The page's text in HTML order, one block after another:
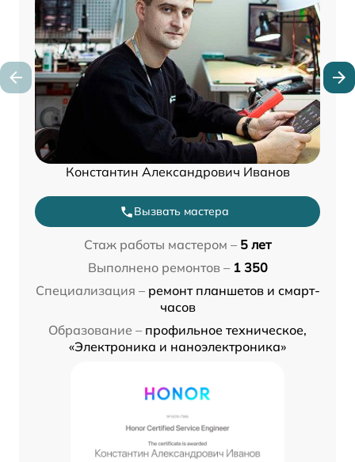
Константин Александрович Иванов
Вызвать мастера
Стаж работы мастером – 5 лет
Выполнено ремонтов – 1 350
Специализация – ремонт планшетов и смарт-
часов
Образование – профильное техническое,
«Электроника и наноэлектроника»